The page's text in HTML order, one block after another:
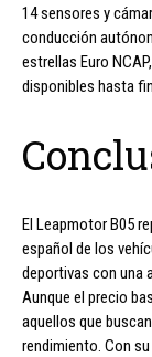
14 sensores y
conducción
estrellas Euro
disponibles hasta
El Leapmotor B05
español de los
deportivas con una
Aunque el precio
aquellos que
rendimiento. Con